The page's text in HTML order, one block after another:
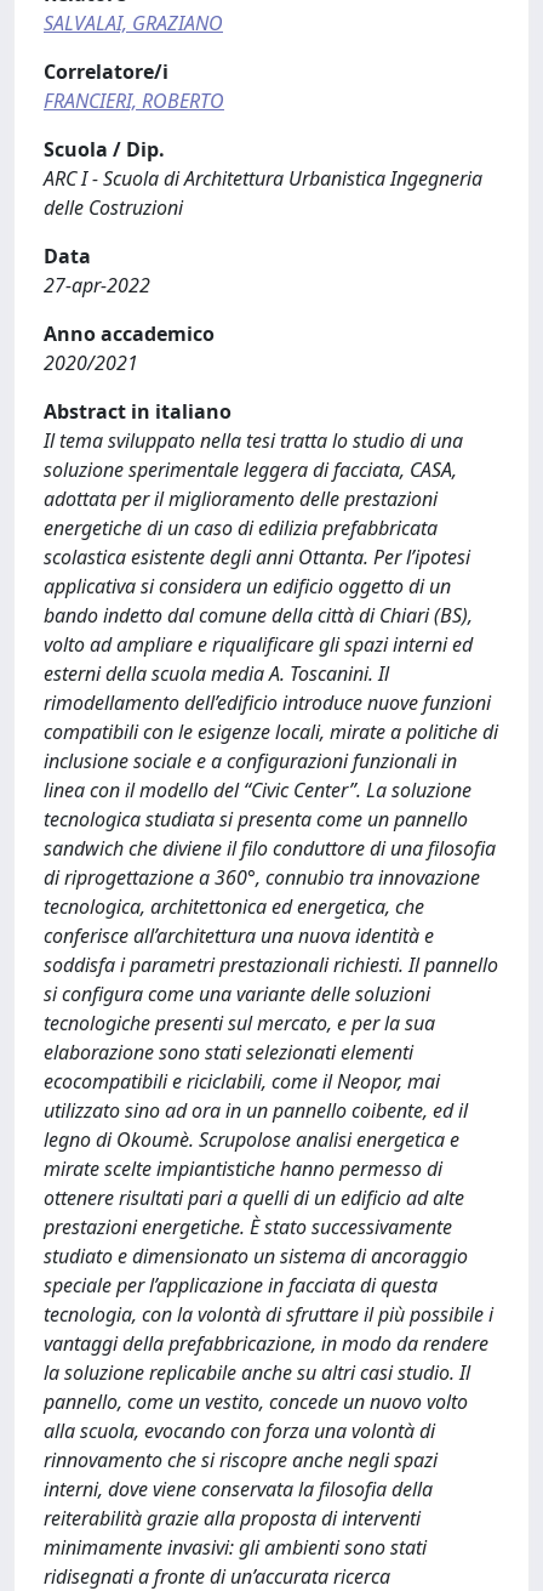
SALVALAI, GRAZIANO
Correlatore/i
FRANCIERI, ROBERTO
Scuola / Dip.
ARC I - Scuola di Architettura Urbanistica Ingegneria
delle Costruzioni
Data
27-apr-2022
Anno accademico
2020/2021
Abstract in italiano
Il tema sviluppato nella tesi tratta lo studio di una
soluzione sperimentale leggera di facciata, CASA,
adottata per il miglioramento delle prestazioni
energetiche di un caso di edilizia prefabbricata
scolastica esistente degli anni Ottanta. Per l’ipotesi
applicativa si considera un edificio oggetto di un
bando indetto dal comune della città di Chiari (BS),
volto ad ampliare e riqualificare gli spazi interni ed
esterni della scuola media A. Toscanini. Il
rimodellamento dell’edificio introduce nuove funzioni
compatibili con le esigenze locali, mirate a politiche di
inclusione sociale e a configurazioni funzionali in
linea con il modello del “Civic Center”. La soluzione
tecnologica studiata si presenta come un pannello
sandwich che diviene il filo conduttore di una filosofia
di riprogettazione a 360°, connubio tra innovazione
tecnologica, architettonica ed energetica, che
conferisce all’architettura una nuova identità e
soddisfa i parametri prestazionali richiesti. Il pannello
si configura come una variante delle soluzioni
tecnologiche presenti sul mercato, e per la sua
elaborazione sono stati selezionati elementi
ecocompatibili e riciclabili, come il Neopor, mai
utilizzato sino ad ora in un pannello coibente, ed il
legno di Okoumè. Scrupolose analisi energetica e
mirate scelte impiantistiche hanno permesso di
ottenere risultati pari a quelli di un edificio ad alte
prestazioni energetiche. È stato successivamente
studiato e dimensionato un sistema di ancoraggio
speciale per l’applicazione in facciata di questa
tecnologia, con la volontà di sfruttare il più possibile i
vantaggi della prefabbricazione, in modo da rendere
la soluzione replicabile anche su altri casi studio. Il
pannello, come un vestito, concede un nuovo volto
alla scuola, evocando con forza una volontà di
rinnovamento che si riscopre anche negli spazi
interni, dove viene conservata la filosofia della
reiterabilità grazie alla proposta di interventi
minimamente invasivi: gli ambienti sono stati
ridisegnati a fronte di un’accurata ricerca